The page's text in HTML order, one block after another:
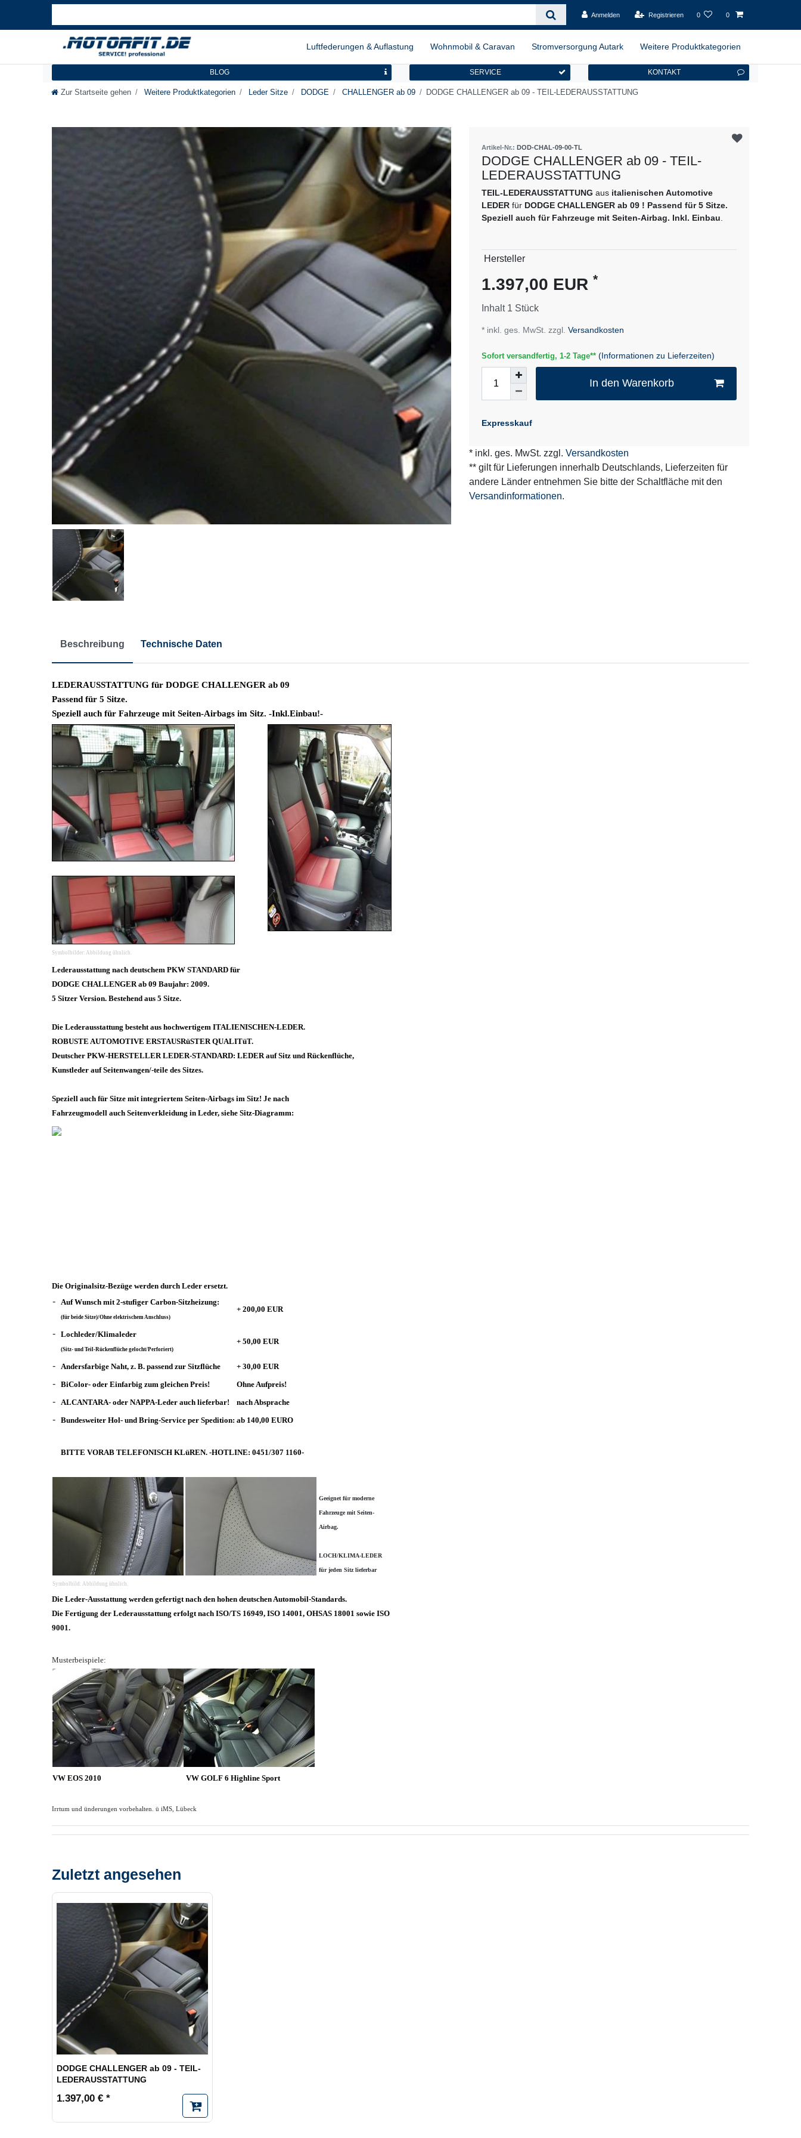
Anmelden Registrieren 0 0
Luftfederungen & Auflastung Wohnmobil & Caravan Stromversorgung Autark Weitere Produktkategorien
BLOG SERVICE KONTAKT
Zur Startseite gehen Weitere Produktkategorien Leder Sitze DODGE CHALLENGER ab 09 DODGE CHALLENGER ab 09 - TEIL-LEDERAUSSTATTUNG
Artikel-Nr.: DOD-CHAL-09-00-TL
DODGE CHALLENGER ab 09 - TEIL-
LEDERAUSSTATTUNG
TEIL-LEDERAUSSTATTUNG aus italienischen Automotive
LEDER für DODGE CHALLENGER ab 09 ! Passend für 5 Sitze.
Speziell auch für Fahrzeuge mit Seiten-Airbag. Inkl. Einbau
Technisches
Wert
Hersteller
1.397,00 EUR *
Inhalt 1 Stück
* inkl. ges. MwSt. zzgl. Versandkosten
Sofort versandfertig, 1-2 Tage** (Informationen zu Lieferzeiten)
In den Warenkorb
Expresskauf
* inkl. ges. MwSt. zzgl. Versandkosten
** gilt für Lieferungen innerhalb Deutschlands, Lieferzeiten für
andere Länder entnehmen Sie bitte der Schaltfläche mit den
Versandinformationen.
Beschreibung Technische Daten
LEDERAUSSTATTUNG für DODGE CHALLENGER ab 09
Passend für 5 Sitze.
Speziell auch für Fahrzeuge mit Seiten-Airbags im Sitz. -Inkl.Einbau!-
Symbolbilder: Abbildung ühnlich.
Lederausstattung nach deutschem PKW STANDARD für
DODGE CHALLENGER ab 09 Baujahr: 2009.
5 Sitzer Version. Bestehend aus 5 Sitze.
Die Lederausstattung besteht aus hochwertigem ITALIENISCHEN-LEDER.
ROBUSTE AUTOMOTIVE ERSTAUSRüSTER QUALITüT.
Deutscher PKW-HERSTELLER LEDER-STANDARD: LEDER auf Sitz und Rückenflüche,
Kunstleder auf Seitenwangen/-teile des Sitzes.
Speziell auch für Sitze mit integriertem Seiten-Airbags im Sitz! Je nach
Fahrzeugmodell auch Seitenverkleidung in Leder, siehe Sitz-Diagramm:
Die Originalsitz-Bezüge werden durch Leder ersetzt.
- Auf Wunsch mit 2-stufiger Carbon-Sitzheizung:
(für beide Sitze)/Ohne elektrischem Anschluss)
+ 200,00 EUR
- Lochleder/Klimaleder
(Sitz- und Teil-Rückenflüche gelocht/Perforiert)
+ 50,00 EUR
- Andersfarbige Naht, z. B. passend zur Sitzflüche + 30,00 EUR
- BiColor- oder Einfarbig zum gleichen Preis! Ohne Aufpreis!
- ALCANTARA- oder NAPPA-Leder auch lieferbar! nach Absprache
- Bundesweiter Hol- und Bring-Service per Spedition: ab 140,00 EURO
BITTE VORAB TELEFONISCH KLüREN. -HOTLINE: 0451/307 1160-
Symbolbild: Abbildung ühnlich.
Geeignet für moderne
Fahrzeuge mit Seiten-
Airbag.
LOCH/KLIMA-LEDER
für jeden Sitz lieferbar
Die Leder-Ausstattung werden gefertigt nach den hohen deutschen Automobil-Standards.
Die Fertigung der Lederausstattung erfolgt nach ISO/TS 16949, ISO 14001, OHSAS 18001 sowie ISO
9001.
Musterbeispiele:
VW EOS 2010 VW GOLF 6 Highline Sport
Irrtum und ünderungen vorbehalten. ü iMS, Lübeck
Zuletzt angesehen
DODGE CHALLENGER ab 09 - TEIL-
LEDERAUSSTATTUNG
1.397,00 € *